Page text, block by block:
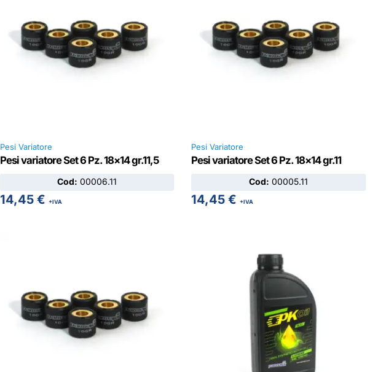
Pesi Variatore
Pesi variatore Set 6 Pz. 18×14 gr.11,5
Cod: 00006.11
14,45 € +IVA
Pesi Variatore
Pesi variatore Set 6 Pz. 18×14 gr.11
Cod: 00005.11
14,45€ +IVA